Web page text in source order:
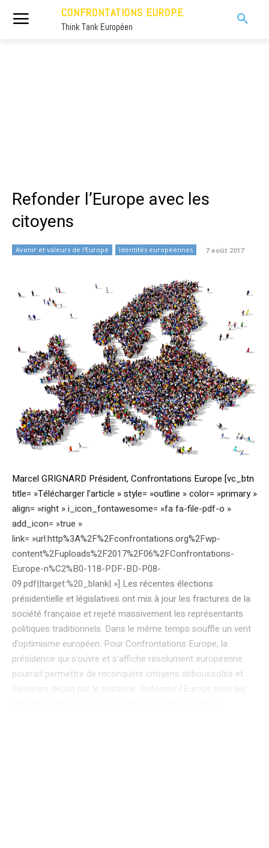
CONFRONTATIONS EUROPE
Think Tank Européen
Refonder l’Europe avec les
citoyens
Avenir et valeurs de l'Europe Identités européennes 7 août 2017
Marcel GRIGNARD Président, Confrontations Europe [vc_btn
title= »Télécharger l’article » style= »outline » color= »primary »
align= »right » i_icon_fontawesome= »fa fa-file-pdf-o »
add_icon= »true »
link= »url:http%3A%2F%2Fconfrontations.org%2Fwp-
content%2Fuploads%2F2017%2F06%2FConfrontations-
Europe-n%C2%B0-118-PDF-BD-P08-
09.pdf||target:%20_blank| »] Les récentes élections
présidentielle et législatives ont mis à jour les fractures de la
société française et rejeté massivement les représentants
politiques traditionnels. Dans le même temps souffle un vent
d’optimisme européen. Pour Confrontations Europe, la
présidence qui s’ouvre et s’affiche résolument européenne
pourrait permettre de reconquérir citoyens déboussolés et
électeurs déçus par le système. Refonder l’Europe avec les